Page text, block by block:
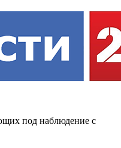
под наблюдение с